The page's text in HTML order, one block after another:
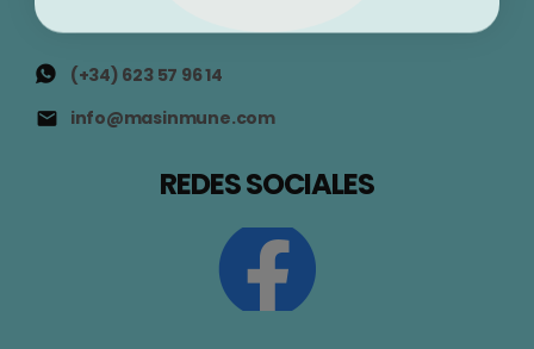
(+34) 623 57 96 14
info@masinmune.com
REDES SOCIALES